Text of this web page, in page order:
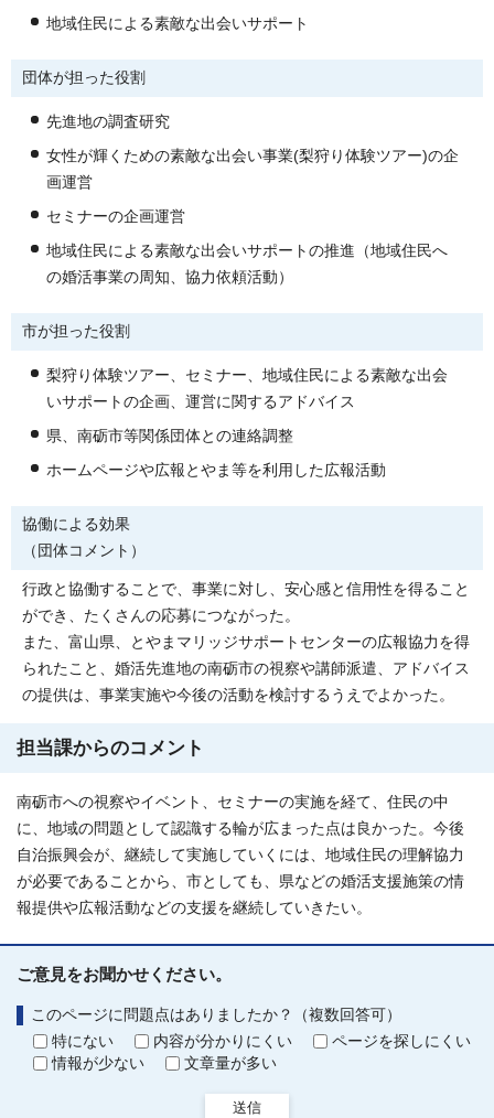
地域住民による素敵な出会いサポート
団体が担った役割
先進地の調査研究
女性が輝くための素敵な出会い事業(梨狩り体験ツアー)の企
画運営
セミナーの企画運営
地域住民による素敵な出会いサポートの推進（地域住民へ
の婚活事業の周知、協力依頼活動）
市が担った役割
梨狩り体験ツアー、セミナー、地域住民による素敵な出会
いサポートの企画、運営に関するアドバイス
県、南砺市等関係団体との連絡調整
ホームページや広報とやま等を利用した広報活動
協働による効果
（団体コメント）
行政と協働することで、事業に対し、安心感と信用性を得ること
ができ、たくさんの応募につながった。
また、富山県、とやまマリッジサポートセンターの広報協力を得
られたこと、婚活先進地の南砺市の視察や講師派遣、アドバイス
の提供は、事業実施や今後の活動を検討するうえでよかった。
担当課からのコメント
南砺市への視察やイベント、セミナーの実施を経て、住民の中
に、地域の問題として認識する輪が広まった点は良かった。今後
自治振興会が、継続して実施していくには、地域住民の理解協力
が必要であることから、市としても、県などの婚活支援施策の情
報提供や広報活動などの支援を継続していきたい。
ご意見をお聞かせください。
このページに問題点はありましたか？（複数回答可）
特にない
内容が分かりにくい
ページを探しにくい
情報が少ない
文章量が多い
送信